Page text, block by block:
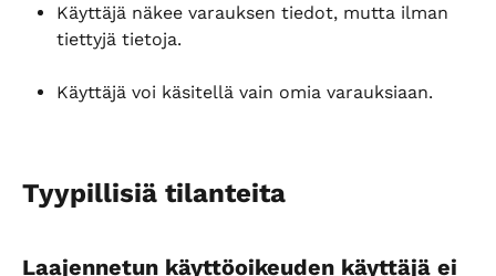
Käyttäjä näkee varauksen tiedot, mutta ilman
tiettyjä tietoja.
Käyttäjä voi käsitellä vain omia varauksiaan.
Tyypillisiä tilanteita
Laajennetun käyttöoikeuden käyttäjä ei